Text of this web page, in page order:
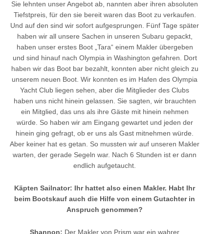
Sie lehnten unser Angebot ab, nannten aber ihren absoluten
Tiefstpreis, für den sie bereit waren das Boot zu verkaufen.
Und auf den sind wir sofort aufgesprungen. Fünf Tage später
haben wir all unsere Sachen in unseren Subaru gepackt,
haben unser erstes Boot „Tara“ einem Makler übergeben
und sind hinauf nach Olympia in Washington gefahren. Dort
haben wir das Boot bar bezahlt, konnten aber nicht gleich zu
unserem neuen Boot. Wir konnten es im Hafen des Olympia
Yacht Club liegen sehen, aber die Mitglieder des Clubs
haben uns nicht hinein gelassen. Sie sagten, wir brauchten
ein Mitglied, das uns als ihre Gäste mit hinein nehmen
würde. So haben wir am Eingang gewartet und jeden der
hinein ging gefragt, ob er uns als Gast mitnehmen würde.
Aber keiner hat es getan. So mussten wir auf unseren Makler
warten, der gerade Segeln war. Nach 6 Stunden ist er dann
endlich aufgetaucht.
Käpten Sailnator: Ihr hattet also einen Makler. Habt Ihr
beim Bootskauf auch die Hilfe von einem Gutachter in
Anspruch genommen?
Shannon: Der Makler von Prism war ein wahrer